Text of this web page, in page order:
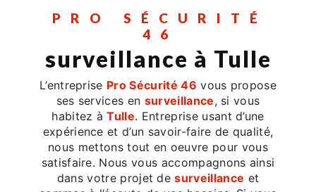
PRO SÉCURITÉ
46
surveillance à Tulle
L’entreprise Pro Sécurité 46 vous propose
ses services en surveillance, si vous
habitez àTulle. Entreprise usant d’une
expérience et d’un savoir-faire de qualité,
nous mettons tout en oeuvre pour vous
satisfaire. Nous vous accompagnons ainsi
dans votre projet desurveillance et